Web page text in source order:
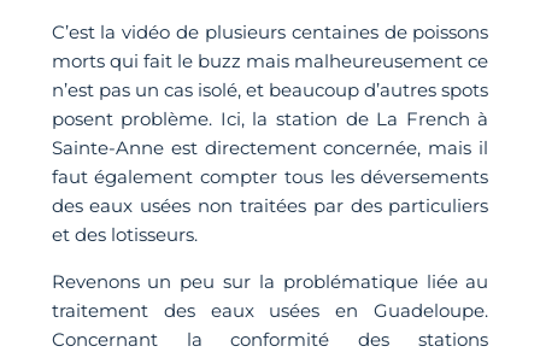
C’est la vidéo de plusieurs centaines de poissons
morts qui fait le buzz mais malheureusement ce
n’est pas un cas isolé, et beaucoup d’autres spots
posent problème. Ici, la station de La French à
Sainte-Anne est directement concernée, mais il
faut également compter tous les déversements
des eaux usées non traitées par des particuliers
et des lotisseurs.
Revenons un peu sur la problématique liée au
traitement des eaux usées en Guadeloupe.
Concernant la conformité des stations